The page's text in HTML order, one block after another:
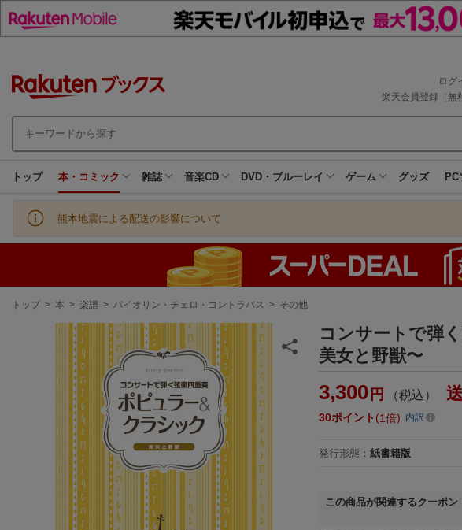
ログ
楽天会員登録（無
トップ 本・コミック 雑誌 音楽CD DVD・ブルーレイ ゲーム グッズ PC
熊本地震による配送の影響について
現
トップ > 本 > 楽譜 > バイオリン・チェロ・コントラバス > その他
コンサートで弾
美女と野獣〜
3,300 円 （税込）
30ポイント 1倍 内訳
発行形態 ： 紙書籍版
この商品が関連するクーポ